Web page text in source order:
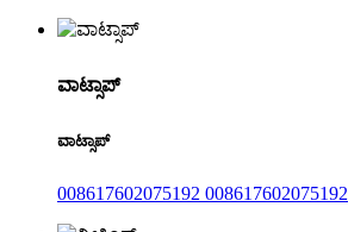
ವಾಟ್ಸಾಪ್
ವಾಟ್ಸಾಪ್
008617602075192 008617602075192